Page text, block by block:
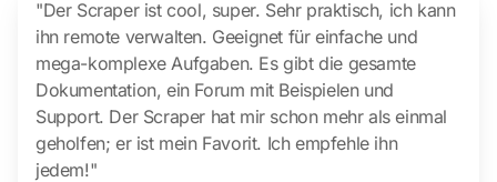
"Der Scraper ist cool, super. Sehr praktisch, ich kann
ihn remote verwalten. Geeignet für einfache und
mega-komplexe Aufgaben. Es gibt die gesamte
Dokumentation, ein Forum mit Beispielen und
Support. Der Scraper hat mir schon mehr als einmal
geholfen; er ist mein Favorit. Ich empfehle ihn
jedem!"